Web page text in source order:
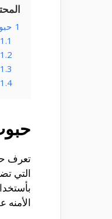
1
1.1
1.2
1.3
1.4
تعرف
التي